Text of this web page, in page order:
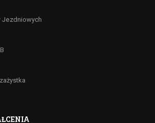
Jezdniowych